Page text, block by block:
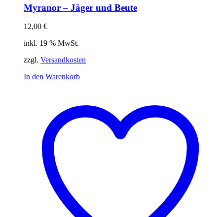
Myranor – Jäger und Beute
12,00 €
inkl. 19 % MwSt.
zzgl. Versandkosten
In den Warenkorb